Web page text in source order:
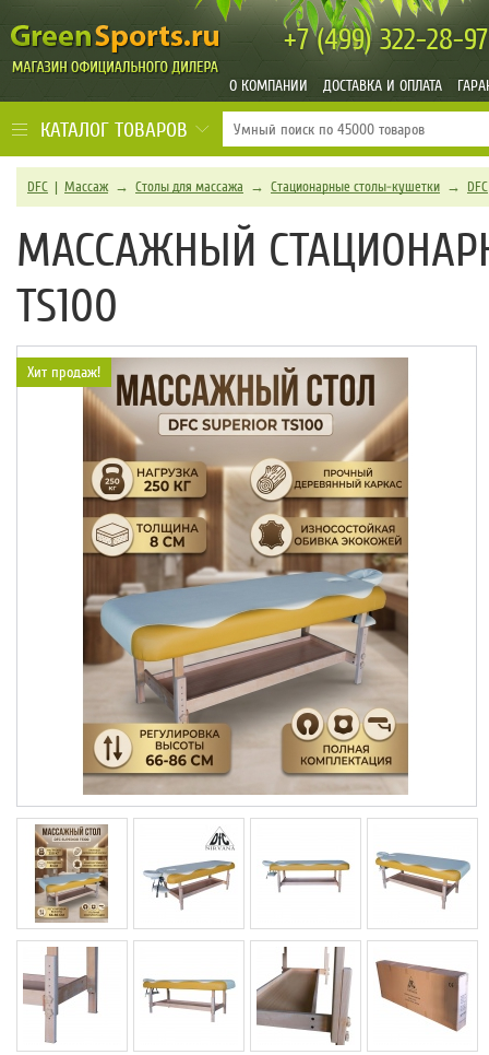
+7 (499)322-28-97
О КОМПАНИИ ДОСТАВКА И ОПЛАТА
КАТАЛОГ ТОВАРОВ
DFC | Массаж→ Столы для массажа → Стационарные столы-кушетки → DFC
МАССАЖНЫЙ
TS100
Хит продаж!